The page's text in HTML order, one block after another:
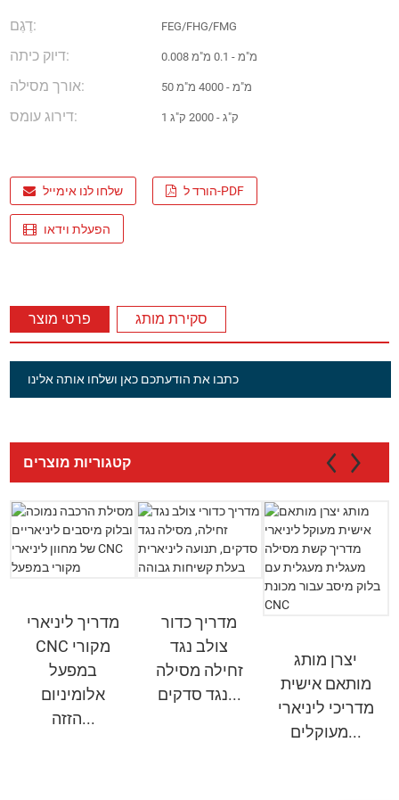
דֶגֶם: FEG/FHG/FMG
דיוק כיתה: 0.008 מ"מ - 0.1 מ"מ
אורך מסילה: 50 מ"מ - 4000 מ"מ
דירוג עומס: 1 ק"ג - 2000 ק"ג
שלחו לנו אימייל הורד ל-PDF
הפעלת וידאו
פרטי מוצר סקירת מותג
כתבו את הודעתכם כאן ושלחו אותה אלינו
קטגוריות מוצרים
מדריך ליניארי
CNC מקורי
במפעל
אלומיניום
הזזה...
מדריך כדור
צולב נגד
זחילה מסילה
נגד סדקים...
יצרן מותג
מותאם אישית
מדריכי ליניארי
מעוקלים...